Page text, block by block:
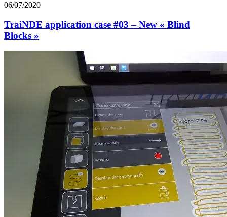
06/07/2020
TraiNDE application case #03 – New « Blind
Blocks »